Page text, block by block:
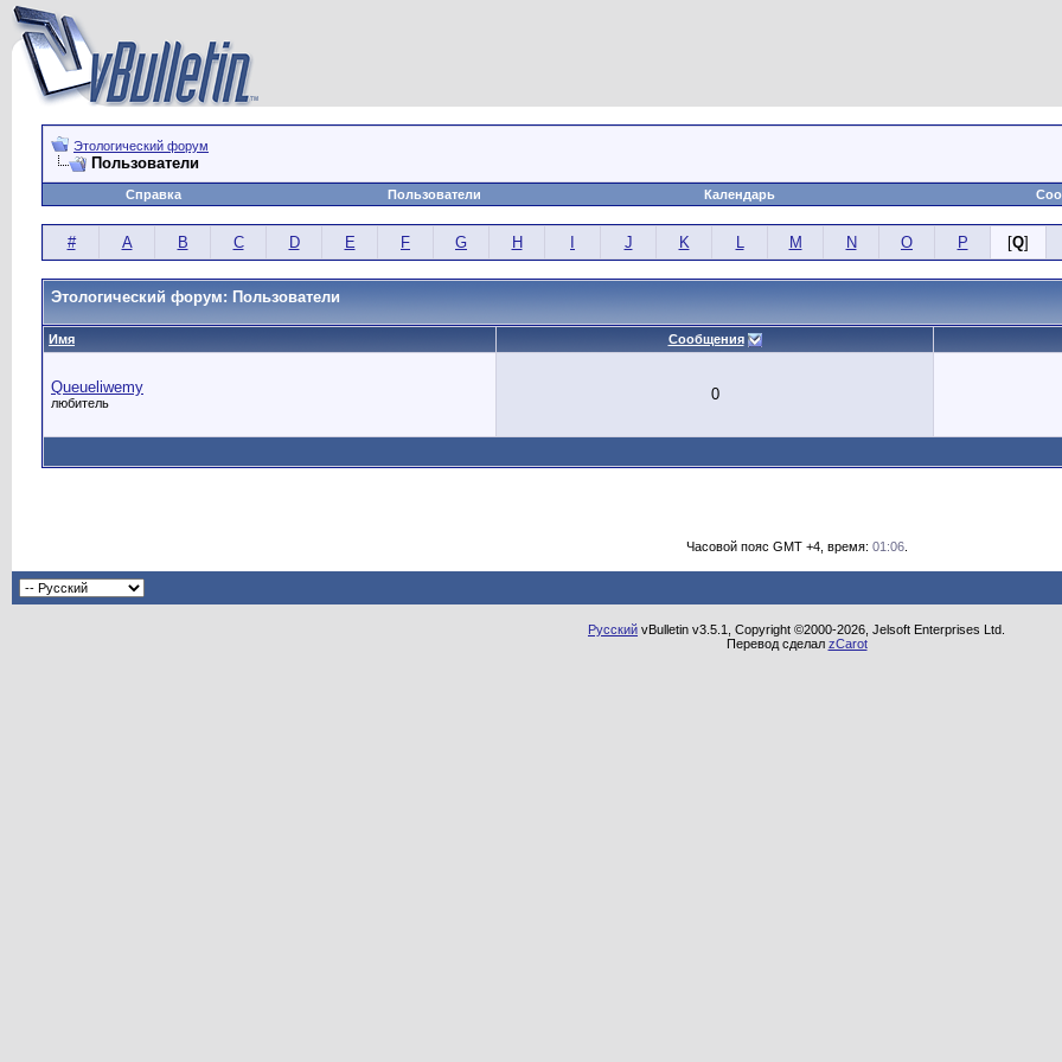
Этологический форум
Пользователи
Справка
Пользователи Календарь
# A B C D E F G H J K L M N O P [Q]
Этологический форум: Пользователи
Имя Сообщения
Queueliwemy
любитель 0
Часовой пояс GMT +4, время: 01:06.
Русский vBulletin v3.5.1, Copyright ©2000-2026, Jelsoft Enterprises Ltd.
Перевод сделал zCarot